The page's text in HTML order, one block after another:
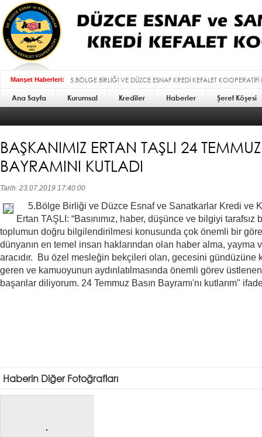
Manşet Haberleri:
5.BÖLGE BİRLİĞİ VE DÜZCE ESNAF KREDİ KEFALET
BAYRAMI MESAJI :
Ana Sayfa Kurumsal Krediler Haberler Şeref Köşesi
BAŞKANIMIZ ERTAN TAŞLI 24
BAYRAMINI KUTLADI
Tarih: 23.07.2019 17:40:00
5.Bölge Birliği ve Düzce Esnaf ve Sanatkarlar Kredi ve
Ertan TAŞLI: “Basınımız, haber, düşünce ve bilgiyi
toplumun doğru bilgilendirilmesi konusunda çok önemli bir
dünyanın en temel insan haklarından olan haber alma,
aracıdır. Bu özel mesleğin bekçileri olan, gecesini gündüzüne
geren ve kamuoyunun aydınlatılmasında önemli görev
başarılar diliyorum. 24 Temmuz Basın Bayramı'nı kutlarım"
Haberin Diğer Fotoğrafları